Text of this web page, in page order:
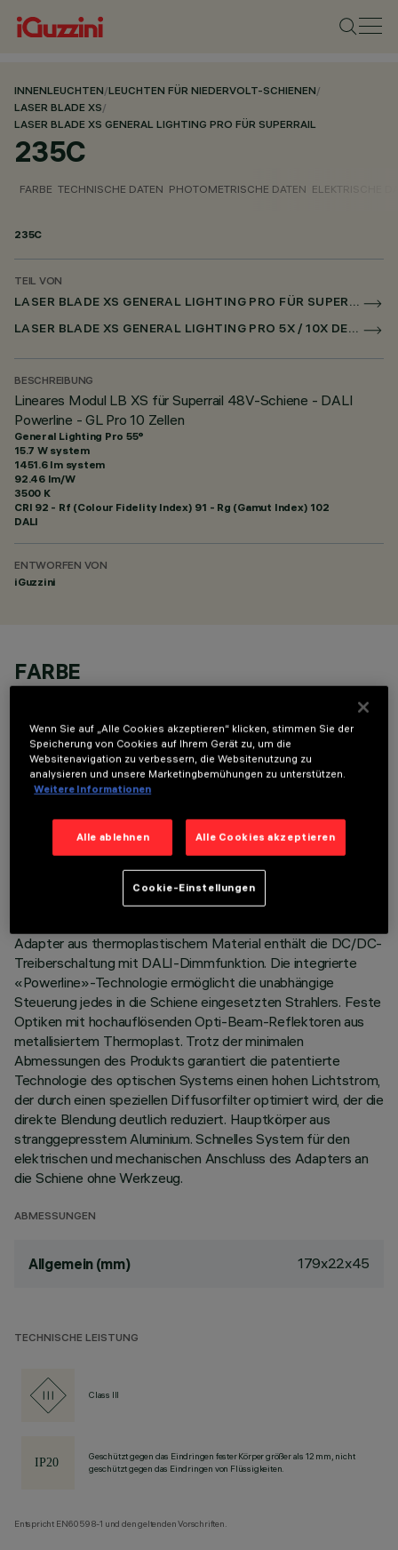
INNENLEUCHTEN/LEUCHTEN FÜR NIEDERVOLT-SCHIENEN/
LASER BLADE XS/
LASER BLADE XS GENERAL LIGHTING PRO FÜR SUPERRAIL
235C
FARBE TECHNISCHE DATEN PHOTOMETRISCHE DATEN ELEKTRISCHE
235C
TEIL VON
LASER BLADE XS GENERAL LIGHTING PRO FÜR SUPERRAIL
LASER BLADE XS GENERAL LIGHTING PRO 5X / 10X DECKEN FÜR SUPERRAIL DALI POWERLINE
BESCHREIBUNG
Lineares Modul LB XS für Superrail 48V-Schiene - DALI
Powerline - GL Pro 10 Zellen
General Lighting Pro 55°
15.7 W system
1451.6 lm system
92.46 lm/W
3500 K
CRI 92 - Rf (Colour Fidelity Index) 91 - Rg (Gamut Index) 102
DALI
ENTWORFEN VON
iGuzzini
FARBE
TECHNISCHE DATEN
Festes lineares Modul mit 10 optischen Elementen, komplett
Adapter aus thermoplastischem Material enthält die DC/DC-
Treiberschaltung mit DALI-Dimmfunktion. Die integrierte
«Powerline»-Technologie ermöglicht die unabhängige
Steuerung jedes in die Schiene eingesetzten Strahlers. Feste
Optiken mit hochauflösenden Opti-Beam-Reflektoren aus
metallisiertem Thermoplast. Trotz der minimalen
Abmessungen des Produkts garantiert die patentierte
Technologie des optischen Systems einen hohen Lichtstrom,
der durch einen speziellen Diffusorfilter optimiert wird, der die
direkte Blendung deutlich reduziert. Hauptkörper aus
stranggepresstem Aluminium. Schnelles System für den
elektrischen und mechanischen Anschluss des Adapters an
die Schiene ohne Werkzeug.
ABMESSUNGEN
Allgemein (mm) 179x22x45
TECHNISCHE LEISTUNG
Class III
Geschützt gegen das Eindringen fester Körper größer als 12 mm, nicht
geschützt gegen das Eindringen von Flüssigkeiten.
Entspricht EN60598-1 und den geltenden Vorschriften.
Wenn Sie auf „Alle Cookies akzeptieren“ klicken, stimmen Sie der
Speicherung von Cookies auf Ihrem Gerät zu, um die
Websitenavigation zu verbessern, die Websitenutzung zu
analysieren und unsere Marketingbemühungen zu unterstützen.
Weitere Informationen
Alle ablehnen Alle Cookies akzeptieren
Cookie-Einstellungen